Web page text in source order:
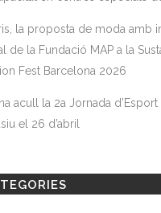
la proposta de moda amb
de la Fundació MAP a la
Fest Barcelona 2026
acull la 2a Jornada d’Esport
el 26 d’abril